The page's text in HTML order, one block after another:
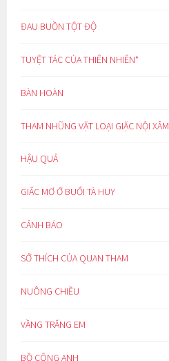
ĐAU BUỒN TỘT ĐỘ
TUYỆT TÁC CỦA THIÊN NHIÊN*
BÀN HOÀN
THAM NHŨNG VẶT LOẠI GIẶC NỘI XÂM
HẬU QUẢ
GIẤC MƠ Ở BUỔI TÀ HUY
CẢNH BÁO
SỞ THÍCH CỦA QUAN THAM
NUÔNG CHIỀU
VẦNG TRĂNG EM
BỒ CÔNG ANH